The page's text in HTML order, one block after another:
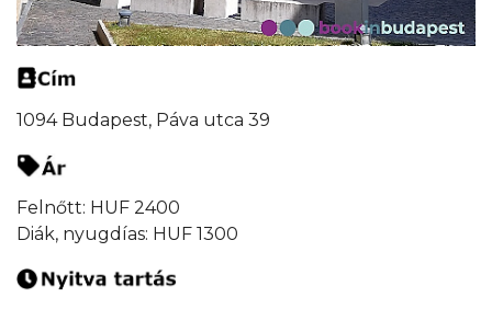
1094 Budapest, Páva utca 39
Felnőtt: HUF 2400
Diák, nyugdías: HUF 1300